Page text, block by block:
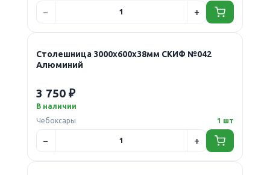
Столешница 3000х600х38мм СКИФ №042
Алюминий
3 750 ₽
В наличии
Чебоксары
1 шт